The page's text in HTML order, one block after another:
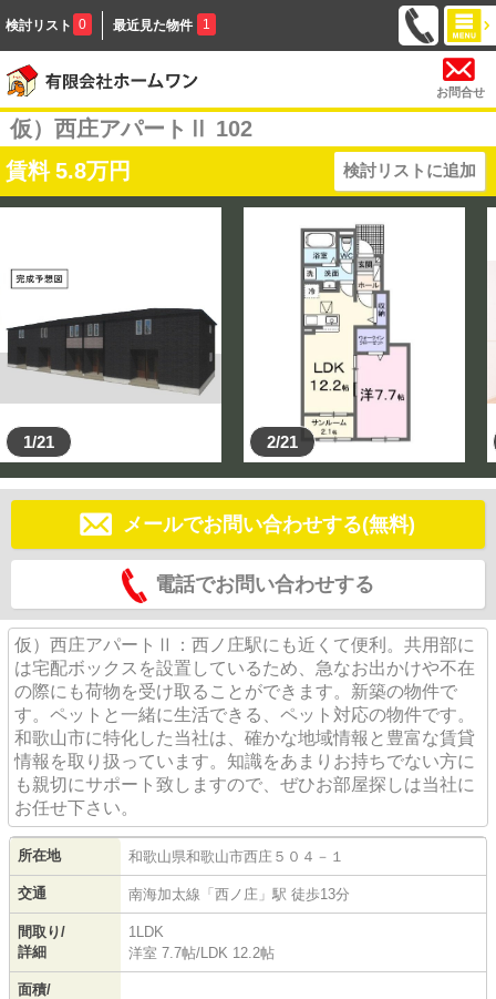
検討リスト 0 最近見た物件 1
お問合せ
仮）西庄アパートⅡ 102
賃料 5.8万円 検討リストに追加
1/21 2/21
メールでお問い合わせする(無料)
電話でお問い合わせする
仮）西庄アパートⅡ：西ノ庄駅にも近くて便利。共用部に
は宅配ボックスを設置しているため、急なお出かけや不在
の際にも荷物を受け取ることができます。新築の物件で
す。ペットと一緒に生活できる、ペット対応の物件です。
和歌山市に特化した当社は、確かな地域情報と豊富な賃貸
情報を取り扱っています。知識をあまりお持ちでない方に
も親切にサポート致しますので、ぜひお部屋探しは当社に
お任せ下さい。
所在地 和歌山県和歌山市西庄 ５０４－１
交通 南海加太線 「 西ノ庄 」駅 徒歩13分
間取り/
詳細
1LDK
洋室 7.7帖/ LDK 12.2帖
面積/